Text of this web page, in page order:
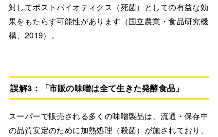
対してポストバイオティクス（死菌）としての有益な効
果をもたらす可能性があります（国立農業・食品研究機
構、2019）。
誤解3：「市販の味噌は全て生きた発酵食品」
スーパーで販売される多くの味噌製品は、流通・保存中
の品質安定のために加熱処理（殺菌）が施されており、